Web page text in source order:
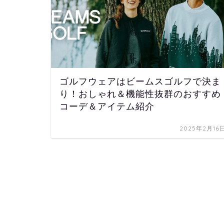
ゴルフウェアはビームスゴルフで決ま
り！おしゃれ＆機能性抜群のおすすめ
コーデ＆アイテム紹介
2025年2月16